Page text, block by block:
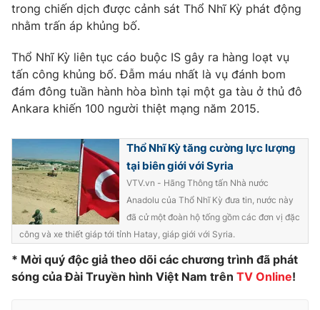
Thế giới đó đây
Câu chuyện quốc tế
Tài chính
Thị trường
Góc doanh nghiệp
Dữ liệu và đời sống
Truyền hình
Phim VTV
Nhân vật
Khán giả
Giải sao mai
Giải trí
Điện ảnh
Âm nhạc
Sao
Đời sống
Du lịch
Làm đẹp
Chất lượng cuộc sống
Giáo dục
Tuyển sinh
Học trực tuyến
Công nghệ
Hitech Công nghệ tương lai
Giao lưu trực tuyến
trong chiến dịch được cảnh sát Thổ Nhĩ Kỳ phát động
nhằm trấn áp khủng bố.
Thổ Nhĩ Kỳ liên tục cáo buộc IS gây ra hàng loạt vụ
tấn công khủng bố. Đẫm máu nhất là vụ đánh bom
đám đông tuần hành hòa bình tại một ga tàu ở thủ đô
Ankara khiến 100 người thiệt mạng năm 2015.
Thổ Nhĩ Kỳ tăng cường lực lượng
tại biên giới với Syria
VTV.vn - Hãng Thông tấn Nhà nước
Anadolu của Thổ Nhĩ Kỳ đưa tin, nước này
đã cử một đoàn hộ tống gồm các đơn vị đặc
công và xe thiết giáp tới tỉnh Hatay, giáp giới với Syria.
* Mời quý độc giả theo dõi các chương trình đã phát
sóng của Đài Truyền hình Việt Nam trên TV Online!